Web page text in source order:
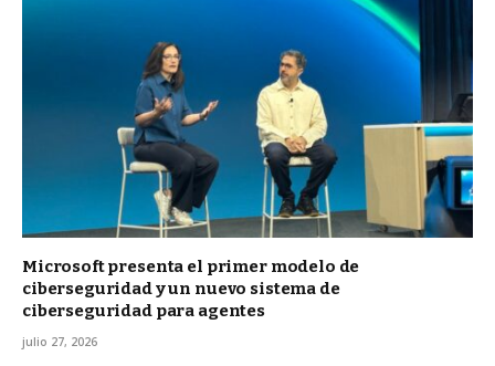
Microsoft presenta el primer modelo de
ciberseguridad y un nuevo sistema de
ciberseguridad para agentes
julio 27, 2026